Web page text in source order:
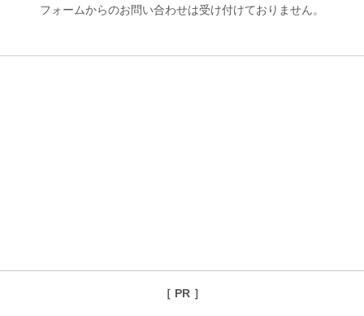
フォームからのお問い合わせは受け付けておりません。
［ PR ］